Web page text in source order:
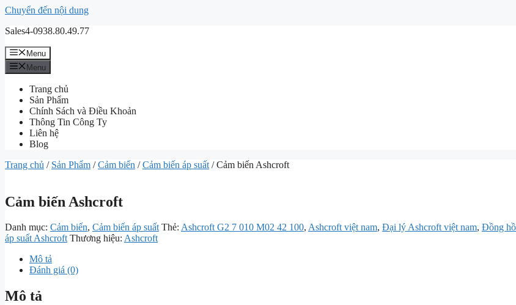
Chuyển đến nội dung
Sales4-0938.80.49.77
Menu
Menu
Trang chủ
Sản Phẩm
Chính Sách và Điều Khoản
Thông Tin Công Ty
Liên hệ
Blog
Trang chủ / Sản Phẩm /Cảm biến /Cảm biến áp suất / Cảm biến Ashcroft
Cảm biến Ashcroft
Danh mục: Cảm biến, Cảm biến áp suất Thẻ: Ashcroft G2 7 010 M02 42 100, Ashcroft việt nam, Đại lý Ashcroft việt nam, Đồng
áp suất Ashcroft Thương hiệu: Ashcroft
Mô tả
Đánh giá (0)
Mô tả